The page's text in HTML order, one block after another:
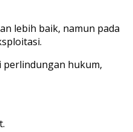
lebih baik, namun pada
perlindungan hukum,